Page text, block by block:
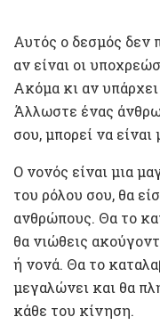
Αυτός ο δεσμός δεν
αν είναι οι
Ακόμα κι αν
Άλλωστε ένας
σου, μπορεί να
Ο νονός είναι μια
του ρόλου σου, θα
ανθρώπους. Θα το
θα νιώθεις
ή νονά. Θα το
μεγαλώνει και θα
κάθε του κίνηση.